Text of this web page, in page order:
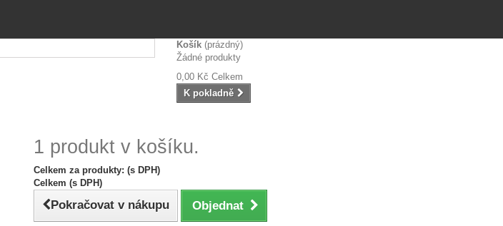
Košík (prázdný)
Žádné produkty
0,00 Kč Celkem
K pokladně
1 produkt v košíku.
Celkem za produkty: (s DPH)
Celkem (s DPH)
Pokračovat v nákupu Objednat